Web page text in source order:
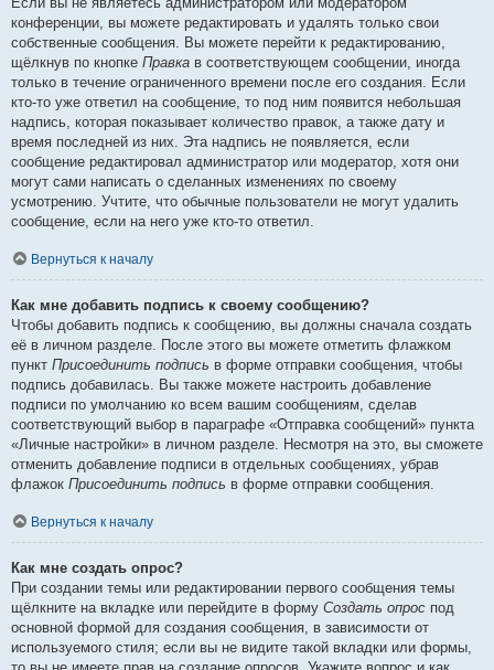
конференции, вы можете редактировать и удалять только свои
собственные сообщения. Вы можете перейти к редактированию,
щёлкнув по кнопке Правка в соответствующем сообщении, иногда
только в течение ограниченного времени после его создания. Если
кто-то уже ответил на сообщение, то под ним появится небольшая
надпись, которая показывает количество правок, а также дату и
время последней из них. Эта надпись не появляется, если
сообщение редактировал администратор или модератор, хотя они
могут сами написать о сделанных изменениях по своему
усмотрению. Учтите, что обычные пользователи не могут удалить
сообщение, если на него уже кто-то ответил.
Вернуться к началу
Как мне добавить подпись к своему сообщению?
Чтобы добавить подпись к сообщению, вы должны сначала создать
её в личном разделе. После этого вы можете отметить флажком
пункт Присоединить подпись в форме отправки сообщения, чтобы
подпись добавилась. Вы также можете настроить добавление
подписи по умолчанию ко всем вашим сообщениям, сделав
соответствующий выбор в параграфе «Отправка сообщений» пункта
«Личные настройки» в личном разделе. Несмотря на это, вы сможете
отменить добавление подписи в отдельных сообщениях, убрав
флажок Присоединить подпись в форме отправки сообщения.
Вернуться к началу
Как мне создать опрос?
При создании темы или редактировании первого сообщения темы
щёлкните на вкладке или перейдите в форму Создать опрос под
основной формой для создания сообщения, в зависимости от
используемого стиля; если вы не видите такой вкладки или формы,